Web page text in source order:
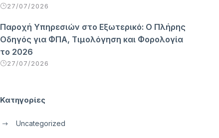
27/07/2026
Παροχή Υπηρεσιών στο Εξωτερικό: Ο Πλήρης
Οδηγός για ΦΠΑ, Τιμολόγηση και Φορολογία
το 2026
27/07/2026
Κατηγορίες
Uncategorized